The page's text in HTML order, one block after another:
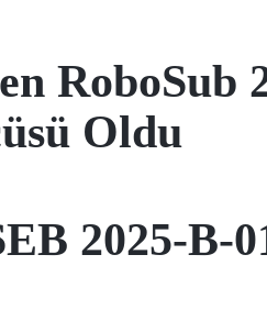
RoboSub
Oldu
2025-B-